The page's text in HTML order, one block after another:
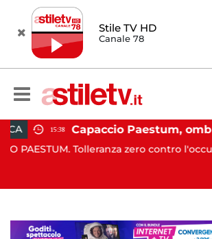
Stile TV HD
Canale 78
Capaccio Paestum, ombrellone selvaggio: blitz della Municipale, sgomberate tutte le spiagge libere
zero contro l'occupazione
POLITICA
CAPACCIO